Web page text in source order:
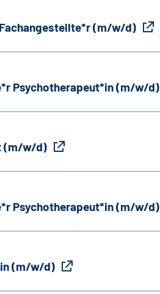
(m/w/d)
Psychotherapeut*in (m/w/d)
(m/w/d)
Psychotherapeut*in (m/w/d)
(m/w/d)